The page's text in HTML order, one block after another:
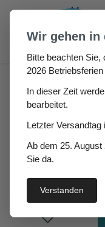
Hauptinhalt
Zur Suche springen
Bildergalerie
Wir gehen in
Bitte beachten Sie,
2026 Betriebsferien
In dieser Zeit
bearbeitet.
Letzter Versandtag
Ab dem 25.
Sie da.
Verstanden